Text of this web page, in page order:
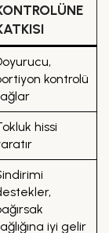
kontrolü
hissi
iyi gelir